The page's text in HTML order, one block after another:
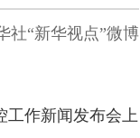
社“新华视点”微博
作新闻发布会上